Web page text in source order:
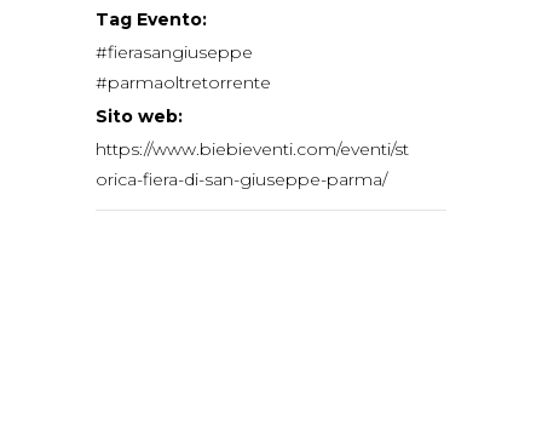
Tag Evento:
#fierasangiuseppe
#parmaoltretorrente
Sito web:
https://www.biebieventi.com/eventi/st
orica-fiera-di-san-giuseppe-parma/